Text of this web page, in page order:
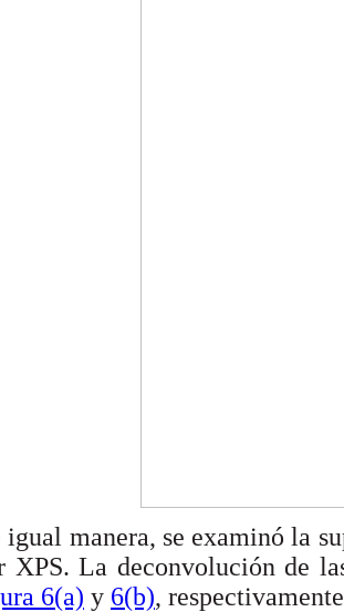
igual manera, se examinó la
XPS. La deconvolución de
6(a) y 6(b),